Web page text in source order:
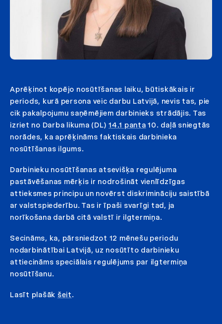
Aprēķinot kopējo nosūtīšanas laiku, būtiskākais ir
periods, kurā persona veic darbu Latvijā, nevis tas, pie
cik pakalpojumu saņēmējiem darbinieks strādājis. Tas
izriet no Darba likuma (DL) 14.1 panta 10. daļā sniegtās
norādes, ka aprēķināms faktiskais darbinieka
nosūtīšanas ilgums.
Darbinieku nosūtīšanas atsevišķa regulējuma
pastāvēšanas mērķis ir nodrošināt vienlīdzīgas
attieksmes principu un novērst diskrimināciju saistībā
ar valstspiederību. Tas ir īpaši svarīgi tad, ja
norīkošana darbā citā valstī ir ilgtermiņa.
Secināms, ka, pārsniedzot 12 mēnešu periodu
nodarbinātībai Latvijā, uz nosūtīto darbinieku
attiecināms speciālais regulējums par ilgtermiņa
nosūtīšanu.
Lasīt plašāk šeit.